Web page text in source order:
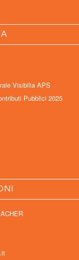
Visibilia APS
Pubblici 2025